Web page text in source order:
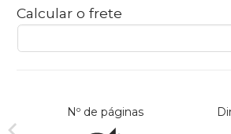
Calcular o frete
Nº de páginas